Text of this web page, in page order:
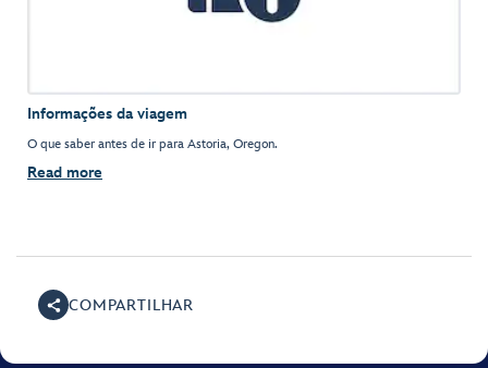
Informações da viagem
O que saber antes de ir para Astoria, Oregon.
Read more
COMPARTILHAR